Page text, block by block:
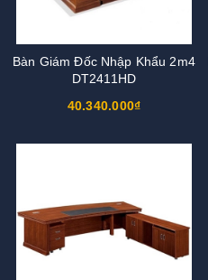
Bàn Giám Đốc Nhập Khẩu 2m4
DT2411HD
40.340.000₫